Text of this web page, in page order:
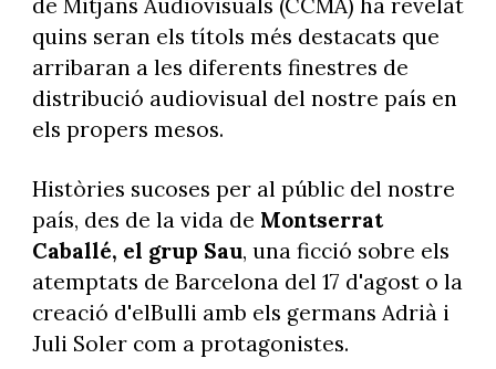
quins seran els títols més destacats que
arribaran a les diferents finestres de
distribució audiovisual del nostre país en
els propers mesos.
Històries sucoses per al públic del nostre
país, des de la vida de Montserrat
Caballé, el grup Sau, una ficció sobre els
atemptats de Barcelona del 17 d'agost o la
creació d'elBulli amb els germans Adrià i
Juli Soler com a protagonistes.